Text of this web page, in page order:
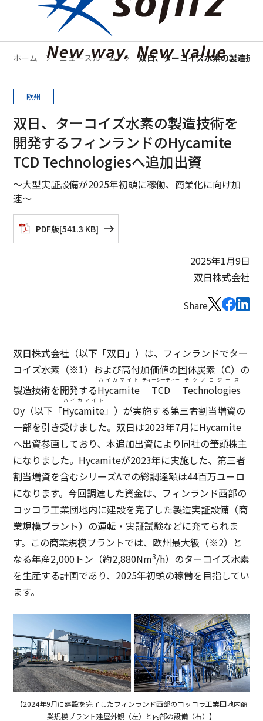
ホーム ニュースルーム 双日、ターコイズ水素の製造技
欧州
双日、ターコイズ水素の製造技術を
開発するフィンランドのHycamite
TCD Technologiesへ追加出資
～大型実証設備が2025年初頭に稼働、商業化に向け加
速～
PDF版[541.3 KB]
2025年1月9日
双日株式会社
Share
双日株式会社（以下「双日」）は、フィンランドでター
コイズ水素（※1）および高付加価値の固体炭素（C）の
製造技術を開発するHycamite
ハイカマイト
TCD
ティーシーディー
Technologies
テクノロジーズ
Oy（以下「Hycamite
ハイカマイト
」）が実施する第三者割当増資の
一部を引き受けました。双日は2023年7月にHycamite
へ出資参画しており、本追加出資により同社の筆頭株主
になりました。Hycamiteが2023年に実施した、第三者
割当増資を含むシリーズAでの総調達額は44百万ユーロ
になります。今回調達した資金は、フィンランド西部の
コッコラ工業団地内に建設を完了した製造実証設備（商
業規模プラント）の運転・実証試験などに充てられま
す。この商業規模プラントでは、欧州最大級（※2）と
なる年産2,000トン（約2,880Nm3/h）のターコイズ水素
を生産する計画であり、2025年初頭の稼働を目指してい
ます。
【2024年9月に建設を完了したフィンランド西部のコッコラ工業団地内商
業規模プラント建屋外観（左）と内部の設備（右）】